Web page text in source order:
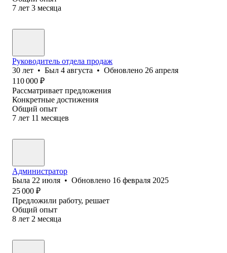
7 лет 3 месяца
Руководитель отдела продаж
30 лет • Был 4 августа • Обновлено 26 апреля
110 000 ₽
Рассматривает предложения
Конкретные достижения
Общий опыт
7 лет 11 месяцев
Администратор
Была 22 июля • Обновлено 16 февраля 2025
25 000 ₽
Предложили работу, решает
Общий опыт
8 лет 2 месяца